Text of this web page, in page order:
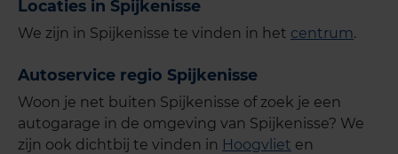
Locaties in Spijkenisse
We zijn in Spijkenisse te vinden in het centrum.
Autoservice regio Spijkenisse
Woon je net buiten Spijkenisse of zoek je een
autogarage in de omgeving van Spijkenisse? We
zijn ook dichtbij te vinden in Hoogvliet en